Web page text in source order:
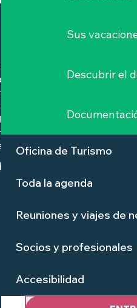
Sus
Descubrir el
Oficina de Turismo
Toda la agenda
Reuniones y viajes de
Socios y profesionales
Accesibilidad
de negocios
salas
prensa
e historia
calidad™.
Atlantique